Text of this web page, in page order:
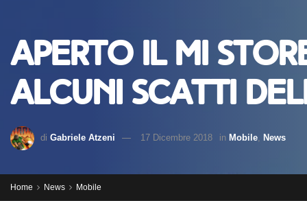
Aperto il Mi
alcuni scatti
di Gabriele Atzeni 17 Dicembre 2018 in Mobile News
Home News Mobile